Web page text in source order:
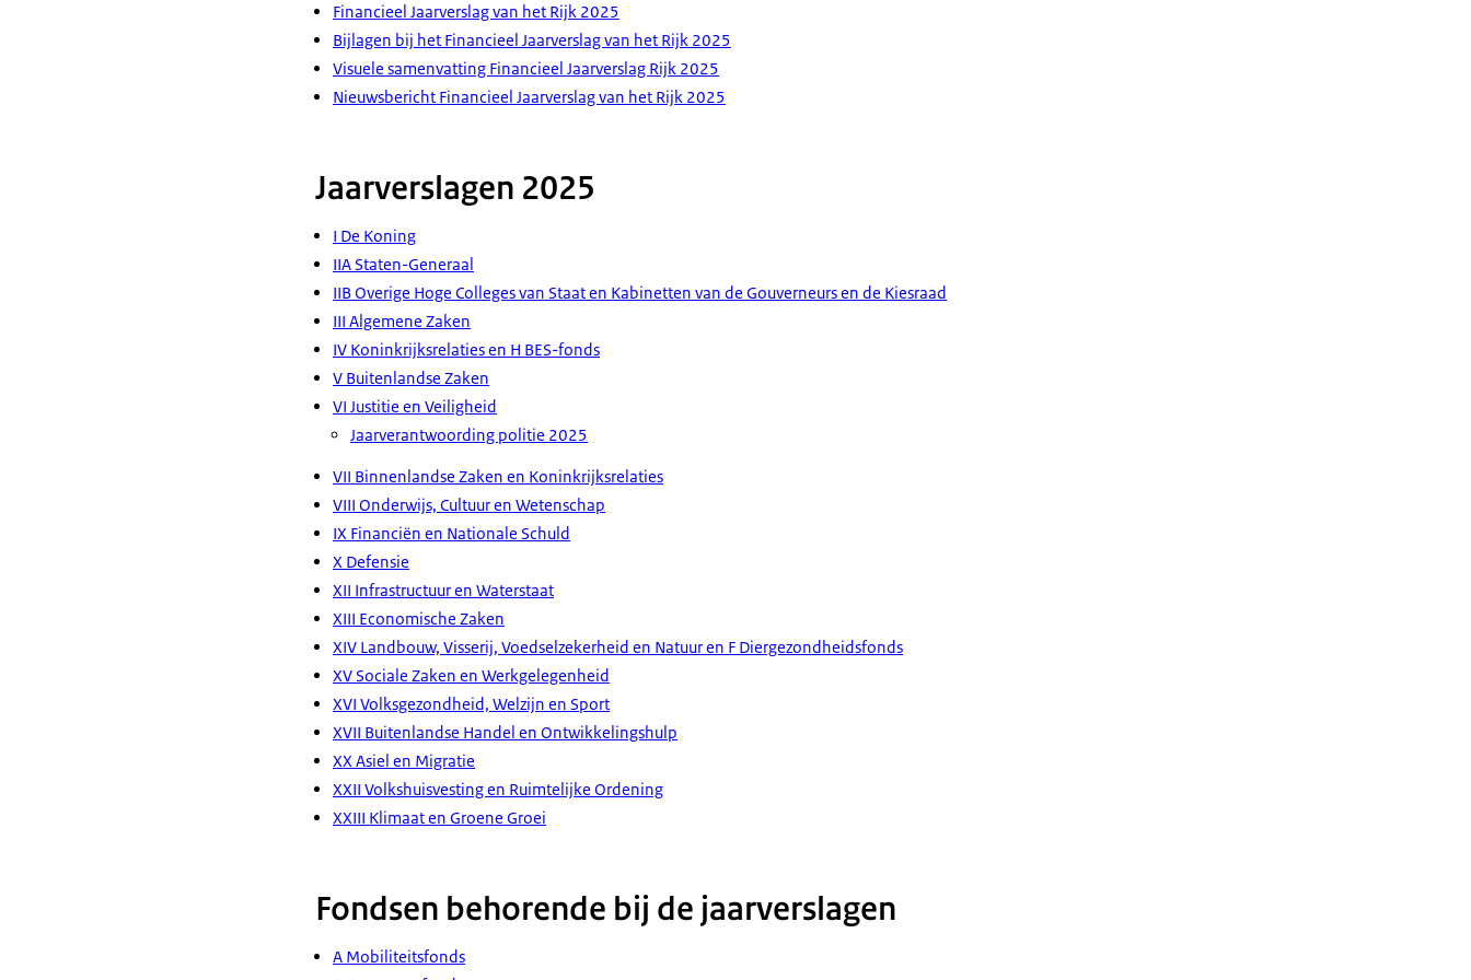
Financieel Jaarverslag van het Rijk 2025
Bijlagen bij het Financieel Jaarverslag van het Rijk 2025
Visuele samenvatting Financieel Jaarverslag Rijk 2025
Nieuwsbericht Financieel Jaarverslag van het Rijk 2025
Jaarverslagen 2025
I De Koning
IIA Staten-Generaal
IIB Overige Hoge Colleges van Staat en Kabinetten van de Gouverneurs en de Kiesraad
III Algemene Zaken
IV Koninkrijksrelaties en H BES-fonds
V Buitenlandse Zaken
VI Justitie en Veiligheid
Jaarverantwoording politie 2025
VII Binnenlandse Zaken en Koninkrijksrelaties
VIII Onderwijs, Cultuur en Wetenschap
IX Financiën en Nationale Schuld
X Defensie
XII Infrastructuur en Waterstaat
XIII Economische Zaken
XIV Landbouw, Visserij, Voedselzekerheid en Natuur en F Diergezondheidsfonds
XV Sociale Zaken en Werkgelegenheid
XVI Volksgezondheid, Welzijn en Sport
XVII Buitenlandse Handel en Ontwikkelingshulp
XX Asiel en Migratie
XXII Volkshuisvesting en Ruimtelijke Ordening
XXIII Klimaat en Groene Groei
Fondsen behorende bij de jaarverslagen
A Mobiliteitsfonds